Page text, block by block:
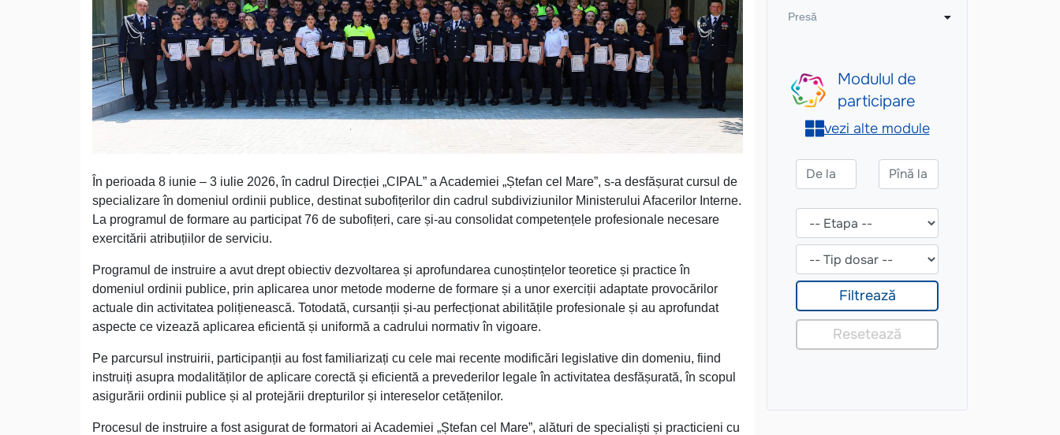
În perioada 8 iunie – 3 iulie 2026, în cadrul Direcției „CIPAL” a Academiei „Ștefan cel Mare”, s-a desfășurat cursul de
specializare în domeniul ordinii publice, destinat subofițerilor din cadrul subdiviziunilor Ministerului Afacerilor Interne.
La programul de formare au participat 76 de subofițeri, care și-au consolidat competențele profesionale necesare
exercitării atribuțiilor de serviciu.
Programul de instruire a avut drept obiectiv dezvoltarea și aprofundarea cunoștințelor teoretice și practice în
domeniul ordinii publice, prin aplicarea unor metode moderne de formare și a unor exerciții adaptate provocărilor
actuale din activitatea polițienească. Totodată, cursanții și-au perfecționat abilitățile profesionale și au aprofundat
aspecte ce vizează aplicarea eficientă și uniformă a cadrului normativ în vigoare.
Pe parcursul instruirii, participanții au fost familiarizați cu cele mai recente modificări legislative din domeniu, fiind
instruiți asupra modalităților de aplicare corectă și eficientă a prevederilor legale în activitatea desfășurată, în scopul
asigurării ordinii publice și al protejării drepturilor și intereselor cetățenilor.
Procesul de instruire a fost asigurat de formatori ai Academiei „Ștefan cel Mare”, alături de specialiști și practicieni cu
Presă